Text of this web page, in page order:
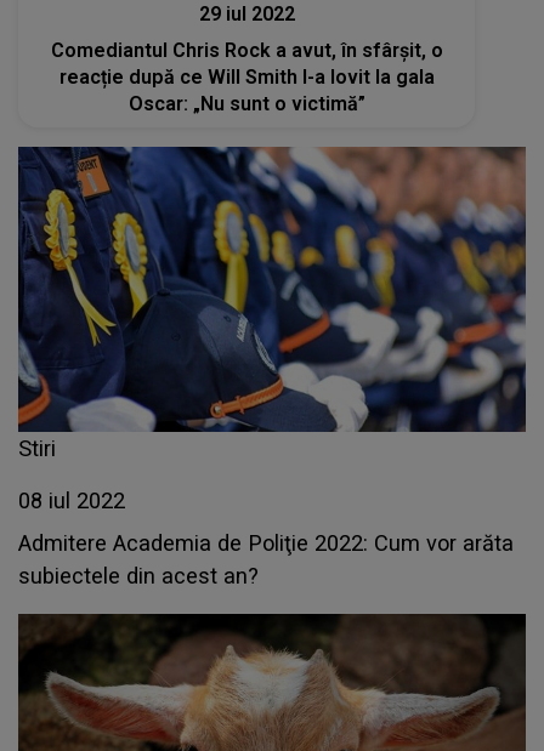
29 iul 2022
Comediantul Chris Rock a avut, în sfârșit, o
reacție după ce Will Smith l-a lovit la gala
Oscar: „Nu sunt o victimă”
Stiri
08 iul 2022
Admitere Academia de Poliţie 2022: Cum vor arăta
subiectele din acest an?